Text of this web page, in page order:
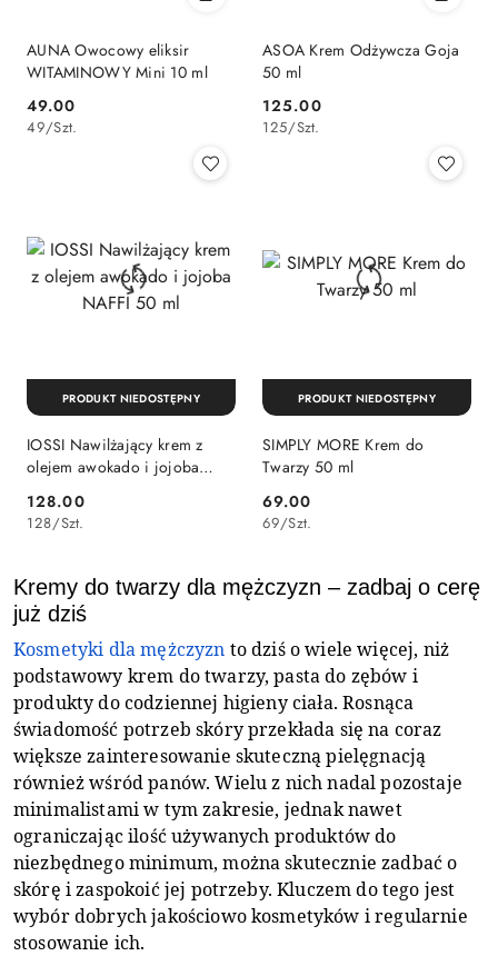
AUNA Owocowy eliksir
WITAMINOWY Mini 10 ml
Cena:
49.00
49/Szt.
ASOA Krem Odżywcza Goja
50 ml
Cena:
125.00
125/Szt.
IOSSI Nawilżający krem z
olejem awokado i jojoba
Cena:
128.00
128/Szt.
PRODUKT NIEDOSTĘPNY
SIMPLY MORE Krem do
Twarzy 50 ml
Cena:
69.00
69/Szt.
PRODUKT NIEDOSTĘPNY
Kremy do twarzy dla mężczyzn – zadbaj o cerę
już dziś
Kosmetyki dla mężczyzn to dziś o wiele więcej, niż
podstawowy krem do twarzy, pasta do zębów i
produkty do codziennej higieny ciała. Rosnąca
świadomość potrzeb skóry przekłada się na coraz
większe zainteresowanie skuteczną pielęgnacją
również wśród panów. Wielu z nich nadal pozostaje
minimalistami w tym zakresie, jednak nawet
ograniczając ilość używanych produktów do
niezbędnego minimum, można skutecznie zadbać o
skórę i zaspokoić jej potrzeby. Kluczem do tego jest
wybór dobrych jakościowo kosmetyków i regularnie
stosowanie ich.